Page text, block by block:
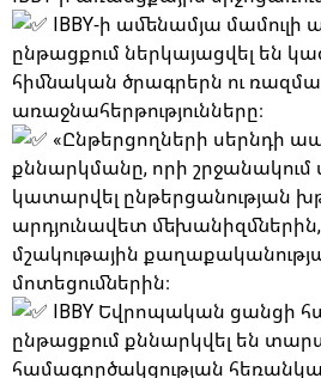
IBBY-ի ամենամյա մամուլի
ընթացքում ներկայացվել են
հիմնական ծրագրերն ու
առաջնահերթությունները։
«Ընթերցողների սերնդի
քննարկմանը, որի
կատարվել ընթերցանության
արդյունավետ
մշակութային
մոտեցումներին։
IBBY Եվրոպական ցանցի
ընթացքում քննարկվել են
համագործակցության